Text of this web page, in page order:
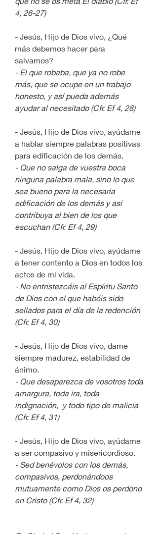
4, 26-27)
- Jesús, Hijo de Dios vivo, ¿Qué
más debemos hacer para
salvarnos?
- El que robaba, que ya no robe
más, que se ocupe en un trabajo
honesto, y así pueda además
ayudar al necesitado (Cfr. Ef 4, 28)
- Jesús, Hijo de Dios vivo, ayúdame
a hablar siempre palabras positivas
para edificación de los demás.
- Que no salga de vuestra boca
ninguna palabra mala, sino lo que
sea bueno para la necesaria
edificación de los demás y así
contribuya al bien de los que
escuchan (Cfr. Ef 4, 29)
- Jesús, Hijo de Dios vivo, ayúdame
a tener contento a Dios en todos los
actos de mi vida.
- No entristezcáis al Espíritu Santo
de Dios con el que habéis sido
sellados para el día de la redención
(Cfr. Ef 4, 30)
- Jesús, Hijo de Dios vivo, dame
siempre madurez, estabilidad de
ánimo.
- Que desaparezca de vosotros toda
amargura, toda ira, toda
indignación,  y todo tipo de malicia
(Cfr. Ef 4, 31)
- Jesús, Hijo de Dios vivo, ayúdame
a ser compasivo y misericordioso.
- Sed benévolos con los demás,
compasivos, perdonándoos
mutuamente como Dios os perdono
en Cristo (Cfr. Ef 4, 32)